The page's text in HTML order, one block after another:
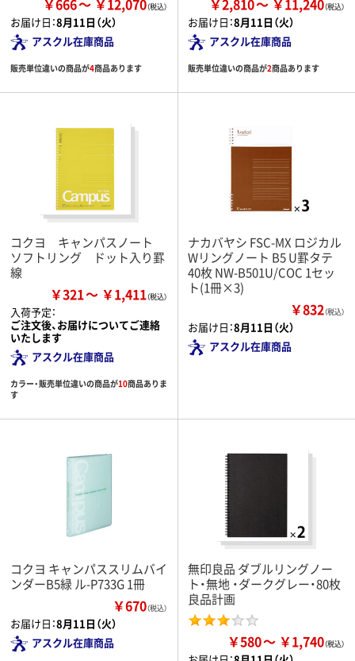
お届け日：8月11日（火）
アスクル在庫商品
販売単位違いの商品が4商品あります
お届け日：8月11日（火）
アスクル在庫商品
販売単位違いの商品が2商品あります
コクヨ キャンパスノート
ソフトリング ドット入り罫
線
￥321 ￥1,411
入荷予定：
ご注文後、お届けについてご連絡
いたします
アスクル在庫商品
カラー・販売単位違いの商品が10商品ありま
す
ナカバヤシ FSC-MX ロジカル
Wリングノート B5 U罫タテ
40枚 NW-B501U/COC 1セッ
ト(1冊×3)
￥832（税込）
お届け日：8月11日（火）
アスクル在庫商品
コクヨ キャンパススリムバイ
ンダーB5緑 ル-P733G 1冊
￥670（税込）
お届け日：8月11日（火）
アスクル在庫商品
無印良品 ダブルリングノー
ト・無地 ・ダークグレー・80枚
良品計画
￥580 ￥1,740